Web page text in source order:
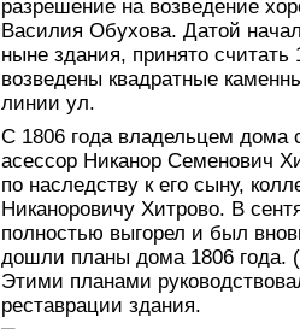
разрешение на возведение
Василия Обухова. Датой
ныне здания, принято
возведены квадратные
линии ул.
С 1806 года владельцем дома
асессор Никанор Семенович
по наследству к его сыну,
Никаноровичу Хитрово. В
полностью выгорел и был
дошли планы дома 1806 года.
Этими планами
реставрации здания.